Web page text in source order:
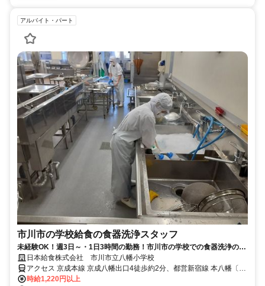
アルバイト・パート
市川市の学校給食の食器洗浄スタッフ
未経験OK！週3日～・1日3時間の勤務！市川市の学校での食器洗浄のお
仕事！日本給食株式会社 市川市立八幡小学校
アクセス 京成本線 京成八幡出口4徒歩約2分、都営新宿線 本八幡〔新
宿線〕A6口徒歩約3分、ＪＲ総武本線 本八幡〔ＪＲ〕北口徒歩約7分
時給1,220円以上